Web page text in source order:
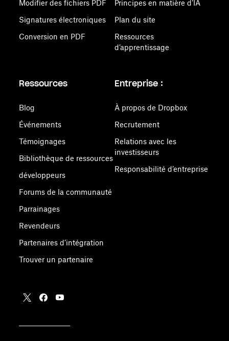
Modifier des fichiers PDF
Signatures électroniques
Conversion en PDF
Principes en matière d’IA
Plan du site
Ressources
d’apprentissage
Ressources
Blog
Événements
Témoignages
Bibliothèque de ressources
développeurs
Forums de la communauté
Parrainages
Revendeurs
Partenaires d’intégration
Trouver un partenaire
Entreprise :
À propos de Dropbox
Recrutement
Relations avec les
investisseurs
Responsabilité d’entreprise